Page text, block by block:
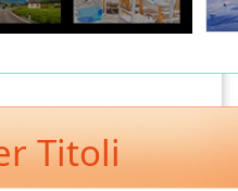
Titoli